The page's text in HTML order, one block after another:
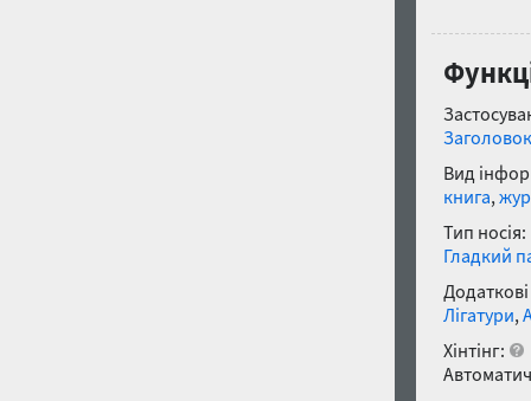
Заголовок
Вид
книга,
Тип носія:
Гладкий
Лігатури,
Хінтінг: